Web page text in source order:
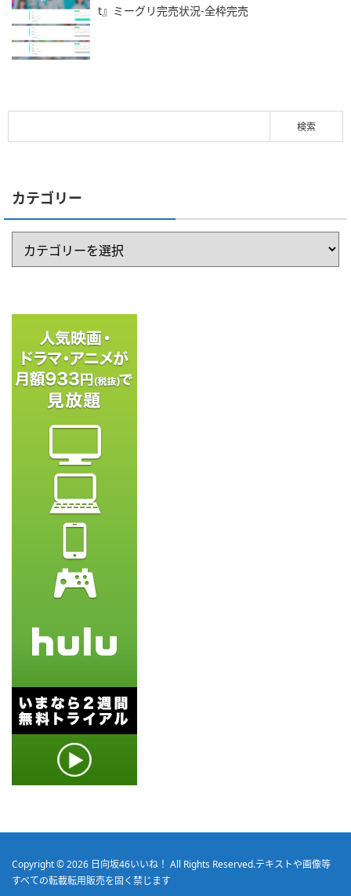
t』ミーグリ完売状況-全枠完売
カテゴリー
Copyright © 2026 日向坂46いいね！ All Rights Reserved.テキストや画像等
すべての転載転用販売を固く禁じます